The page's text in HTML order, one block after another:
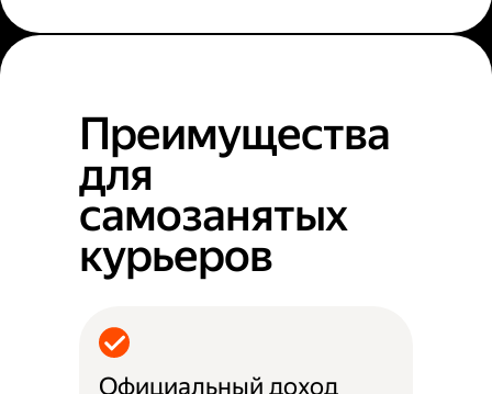
Преимущества
для
самозанятых
курьеров
Официальный доход